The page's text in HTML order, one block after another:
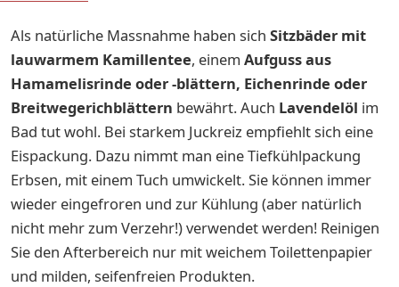
Als natürliche Massnahme haben sich Sitzbäder mit
lauwarmem Kamillentee, einem Aufguss aus
Hamamelisrinde oder -blättern, Eichenrinde oder
Breitwegerichblättern bewährt. Auch Lavendelöl im
Bad tut wohl. Bei starkem Juckreiz empfiehlt sich eine
Eispackung. Dazu nimmt man eine Tiefkühlpackung
Erbsen, mit einem Tuch umwickelt. Sie können immer
wieder eingefroren und zur Kühlung (aber natürlich
nicht mehr zum Verzehr!) verwendet werden! Reinigen
Sie den Afterbereich nur mit weichem Toilettenpapier
und milden, seifenfreien Produkten.